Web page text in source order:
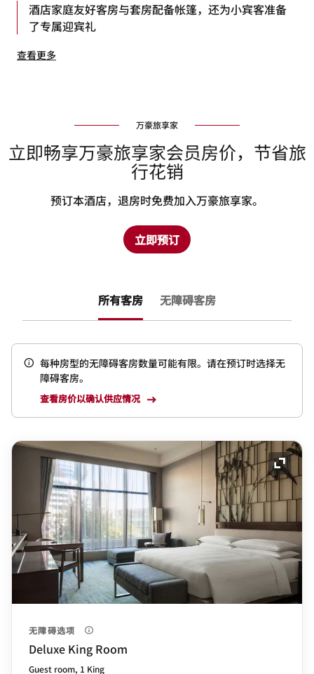
酒店家庭友好客房与套房配备帐篷，还为小宾客准备
了专属迎宾礼
查看更多
万豪旅享家
立即畅享万豪旅享家会员房价，节省旅
行花销
预订本酒店，退房时免费加入万豪旅享家。
立即预订
所有客房 无障碍客房
每种房型的无障碍客房数量可能有限。请在预订时选择无
障碍客房。
查看房价以确认供应情况
展开
无障碍选项
Deluxe King Room
Guest room, 1 King